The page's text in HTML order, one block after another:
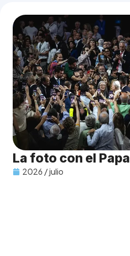
La foto con el Papa
2026 / julio